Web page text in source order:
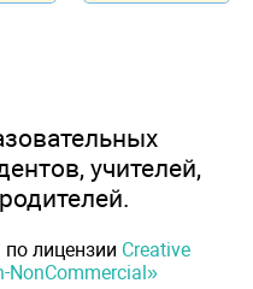
учителей,
лицензии Creative
NonCommercial»